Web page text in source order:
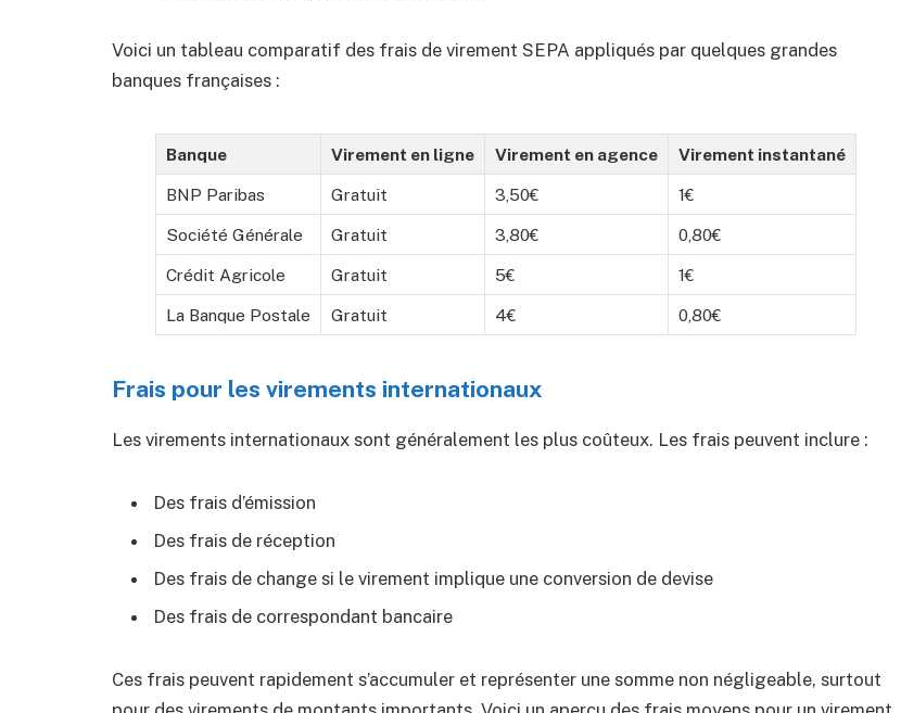
Voici un tableau comparatif des frais de virement SEPA appliqués par quelques grandes
banques françaises :
Banque Virement en ligne Virement en agence Virement instantané
BNP Paribas Gratuit 3,50€ 1€
Société Générale Gratuit 3,80€ 0,80€
Crédit Agricole Gratuit 5€ 1€
La Banque Postale Gratuit 4€ 0,80€
Frais pour les virements internationaux
Les virements internationaux sont généralement les plus coûteux. Les frais peuvent inclure :
Des frais d’émission
Des frais de réception
Des frais de change si le virement implique une conversion de devise
Des frais de correspondant bancaire
Ces frais peuvent rapidement s’accumuler et représenter une somme non négligeable, surtout